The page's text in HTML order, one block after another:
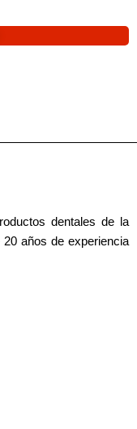
dentales de la
años de experiencia